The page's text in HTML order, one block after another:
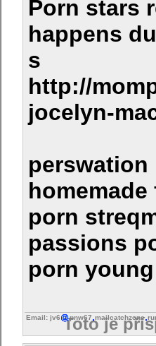
Porn stars
happens
s
http://
jocelyn-
perswation
porn
passions
porn young
Email: jv6 pnw67 mailcatchzone
Toto je